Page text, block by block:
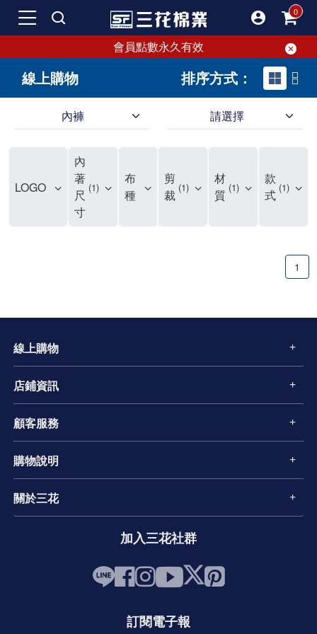
會員點數永久有效
線上購物 排序方式：
內褲 請選擇
LOGO
內
著
尺
寸
1
布
種
剪
裁 1
材
質 1
款
式 1
1
線上購物
店鋪資訊
顧客服務
購物說明
關於三花
加入三花社群
訂閱電子報